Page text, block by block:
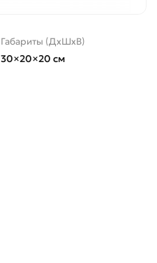
Габариты (ДхШхВ)
30×20×20 см